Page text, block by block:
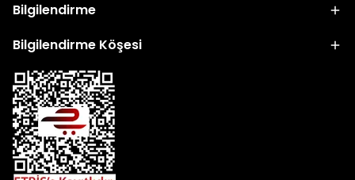
Bilgilendirme
Bilgilendirme Köşesi